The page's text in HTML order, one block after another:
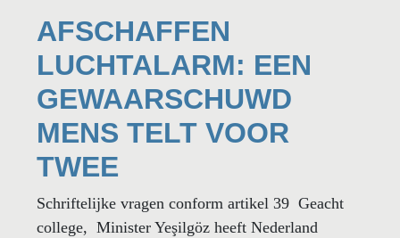
AFSCHAFFEN
LUCHTALARM: EEN
GEWAARSCHUWD
MENS TELT VOOR
TWEE
Schriftelijke vragen conform artikel 39 Geacht
college, Minister Yeşilgöz heeft Nederland